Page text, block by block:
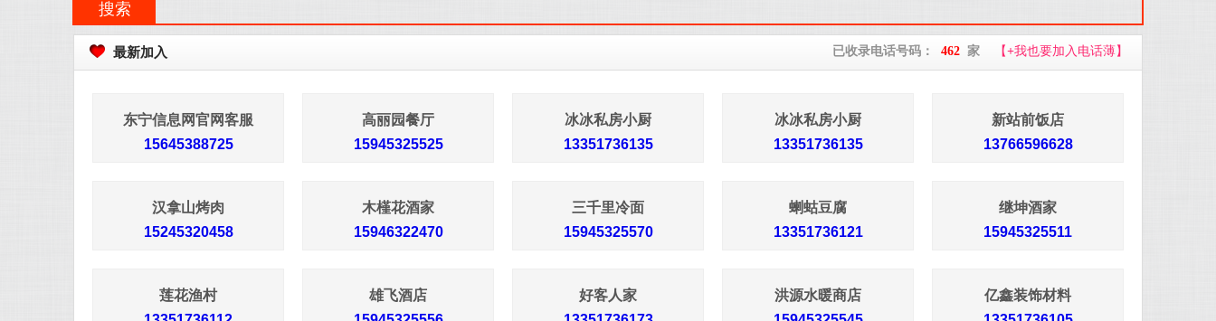
最新加入 已收录电话号码： 462 家 【+我也要加入电话薄】
东宁信息网官网客服
15645388725
高丽园餐厅
15945325525
冰冰私房小厨
13351736135
冰冰私房小厨
13351736135
新站前饭店
13766596628
汉拿山烤肉
15245320458
木槿花酒家
15946322470
三千里冷面
15945325570
蝲蛄豆腐
13351736121
继坤酒家
15945325511
莲花渔村
雄飞酒店
好客人家
洪源水暖商店
亿鑫装饰材料